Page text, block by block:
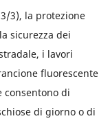
3), la protezione
sicurezza dei
i lavori
fluorescente
di
di giorno o di